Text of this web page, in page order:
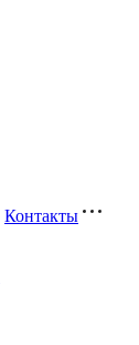
Контакты